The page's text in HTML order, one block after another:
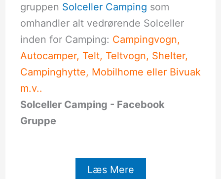
gruppen Solceller Camping som
omhandler alt vedrørende Solceller
inden for Camping: Campingvogn,
Autocamper, Telt, Teltvogn, Shelter,
Campinghytte, Mobilhome eller Bivuak
m.v..
Solceller Camping - Facebook
Gruppe
Læs Mere